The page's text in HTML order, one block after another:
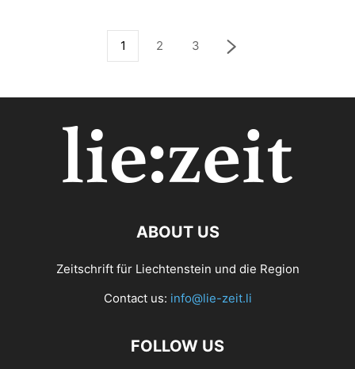
1 2 3
ABOUT US
Zeitschrift für Liechtenstein und die Region
Contact us: info@lie-zeit.li
FOLLOW US